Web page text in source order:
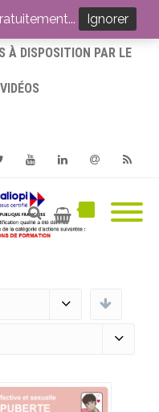
À DISPOSITION PAR LE
VIDÉOS
Youtube
Ignorer